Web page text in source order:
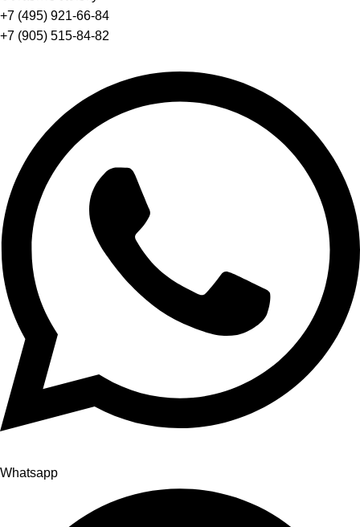
+7 (495) 921-66-84
+7 (905) 515-84-82
Whatsapp